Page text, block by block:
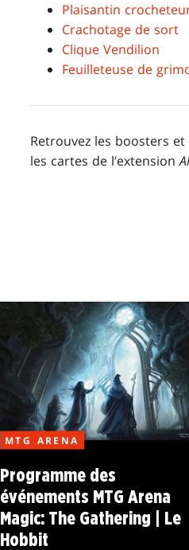
Plaisantin
Crachotage de sort
Clique Vendilion
Feuilleteuse de
Retrouvez les boosters
les cartes de l’extension
MTG ARENA
Programme des
événements MTG Arena
Magic: The Gathering | Le
Hobbit